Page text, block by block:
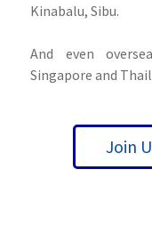
Kinabalu, Sibu.
And even
Singapore and
Join